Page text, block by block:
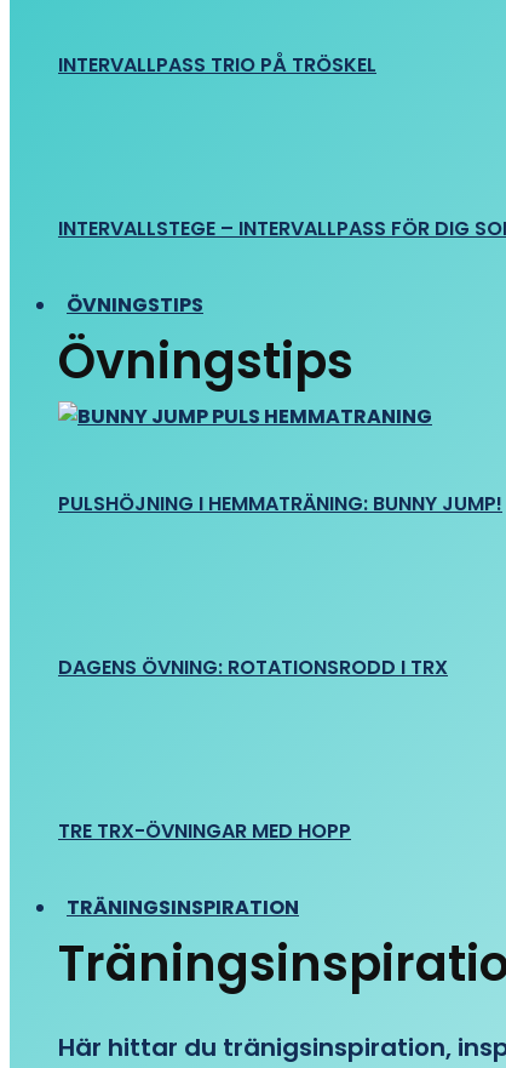
INTERVALLPASS TRIO PÅ TRÖSKEL
INTERVALLSTEGE – INTERVALLPASS FÖR DIG
ÖVNINGSTIPS
Övningstips
PULSHÖJNING I HEMMATRÄNING: BUNNY JUMP!
DAGENS ÖVNING: ROTATIONSRODD I TRX
TRE TRX-ÖVNINGAR MED HOPP
TRÄNINGSINSPIRATION
Här hittar du tränigsinspiration,